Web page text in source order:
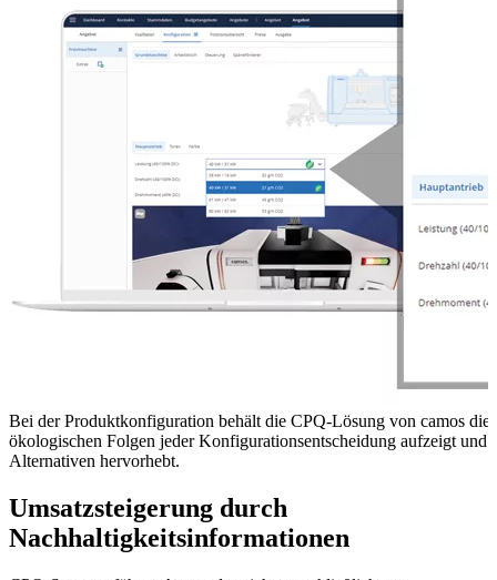
Bei der Produktkonfiguration behält die CPQ-Lösung von camos
ökologischen Folgen jeder Konfigurationsentscheidung aufzeigt und
Alternativen hervorhebt.
Umsatzsteigerung durch
Nachhaltigkeitsinformationen